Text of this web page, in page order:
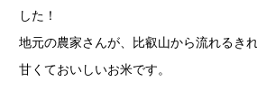
した！
地元の農家さんが、比叡山から流れるき
甘くておいしいお米です。